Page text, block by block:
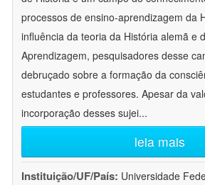
processos de ensino-aprendizagem da
influência da teoria da História alemã e
Aprendizagem, pesquisadores desse
debruçado sobre a formação da
estudantes e professores. Apesar da
incorporação desses sujei...
leia mais
Instituição/UF/País: Universidade